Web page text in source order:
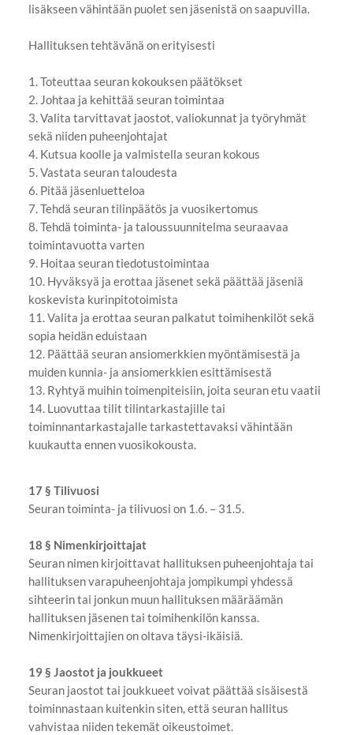
lisäkseen vähintään puolet sen jäsenistä on saapuvilla.
Hallituksen tehtävänä on erityisesti
1. Toteuttaa seuran kokouksen päätökset
2. Johtaa ja kehittää seuran toimintaa
3. Valita tarvittavat jaostot, valiokunnat ja työryhmät
sekä niiden puheenjohtajat
4. Kutsua koolle ja valmistella seuran kokous
5. Vastata seuran taloudesta
6. Pitää jäsenluetteloa
7. Tehdä seuran tilinpäätös ja vuosikertomus
8. Tehdä toiminta- ja taloussuunnitelma seuraavaa
toimintavuotta varten
9. Hoitaa seuran tiedotustoimintaa
10. Hyväksyä ja erottaa jäsenet sekä päättää jäseniä
koskevista kurinpitotoimista
11. Valita ja erottaa seuran palkatut toimihenkilöt sekä
sopia heidän eduistaan
12. Päättää seuran ansiomerkkien myöntämisestä ja
muiden kunnia- ja ansiomerkkien esittämisestä
13. Ryhtyä muihin toimenpiteisiin, joita seuran etu vaatii
14. Luovuttaa tilit tilintarkastajille tai
toiminnantarkastajalle tarkastettavaksi vähintään
kuukautta ennen vuosikokousta.
17 § Tilivuosi
Seuran toiminta- ja tilivuosi on 1.6. – 31.5.
18 § Nimenkirjoittajat
Seuran nimen kirjoittavat hallituksen puheenjohtaja tai
hallituksen varapuheenjohtaja jompikumpi yhdessä
sihteerin tai jonkun muun hallituksen määräämän
hallituksen jäsenen tai toimihenkilön kanssa.
Nimenkirjoittajien on oltava täysi-ikäisiä.
19 § Jaostot ja joukkueet
Seuran jaostot tai joukkueet voivat päättää sisäisestä
toiminnastaan kuitenkin siten, että seuran hallitus
vahvistaa niiden tekemät oikeustoimet.